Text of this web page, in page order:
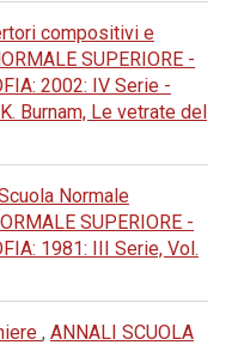
compositivi e
SUPERIORE -
2002: IV Serie -
Burnam, Le vetrate del
Normale
SUPERIORE -
1981: III Serie, Vol.
, ANNALI SCUOLA